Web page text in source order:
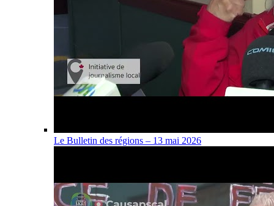
Le Bulletin des régions – 13 mai 2026